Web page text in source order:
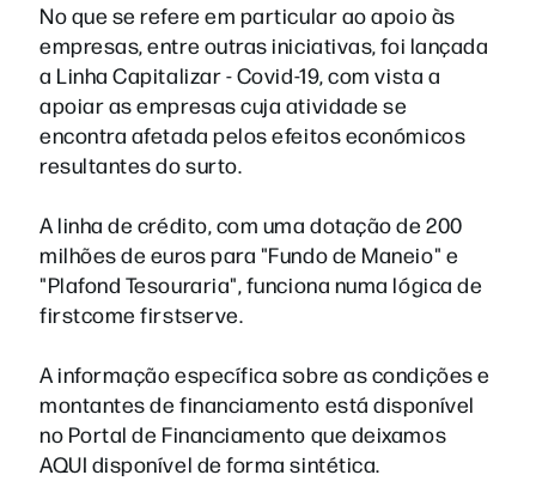
No que se refere em particular ao apoio às
empresas, entre outras iniciativas, foi lançada
a Linha Capitalizar - Covid-19, com vista a
apoiar as empresas cuja atividade se
encontra afetada pelos efeitos económicos
resultantes do surto.
A linha de crédito, com uma dotação de 200
milhões de euros para "Fundo de Maneio" e
"Plafond Tesouraria", funciona numa lógica de
firstcome firstserve.
A informação específica sobre as condições e
montantes de financiamento está disponível
no Portal de Financiamento que deixamos
AQUI disponível de forma sintética.